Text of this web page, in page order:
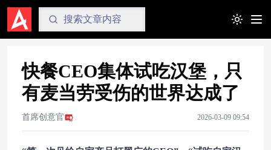
Toggle
快餐CEO集体试吃汉堡，只
有麦当劳受伤的世界达成了
首席创意官 2026-03-09 09:54